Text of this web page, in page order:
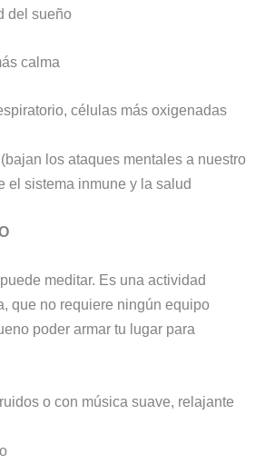
del sueño
calma
células más oxigenadas
los ataques mentales a nuestro
el sistema inmune y la salud
meditar. Es una actividad
que no requiere ningún equipo
poder armar tu lugar para
o con música suave, relajante